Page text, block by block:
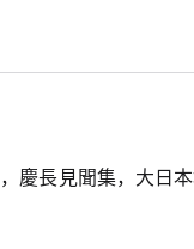
慶長見聞集，大日